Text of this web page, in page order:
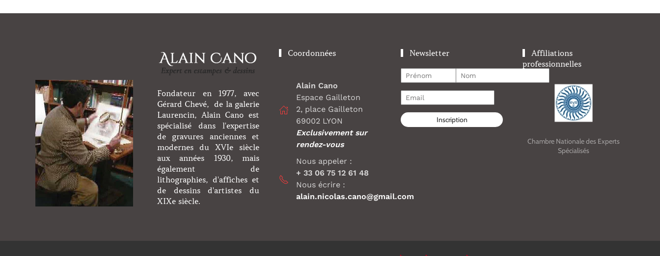
Fondateur en 1977, avec
Gérard Chevé, de la galerie
Laurencin, Alain Cano est
spécialisé dans l'expertise
de gravures anciennes et
modernes du XVIe siècle
aux années 1930, mais
également de
lithographies, d'affiches et
de dessins d'artistes du
XIXe siècle.
Coordonnées
Alain Cano
Espace Gailleton
2, place Gailleton
69002 LYON
Exclusivement sur
rendez-vous
Nous appeler :
+ 33 06 75 12 61 48
Nous écrire :
alain.nicolas.cano@gmail.com
Newsletter
Inscription
Affiliations
professionnelles
Chambre Nationale des Experts
Spécialisés